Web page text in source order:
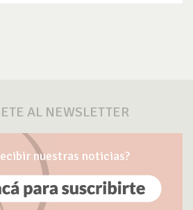
AL NEWSLETTER
nuestras noticias?